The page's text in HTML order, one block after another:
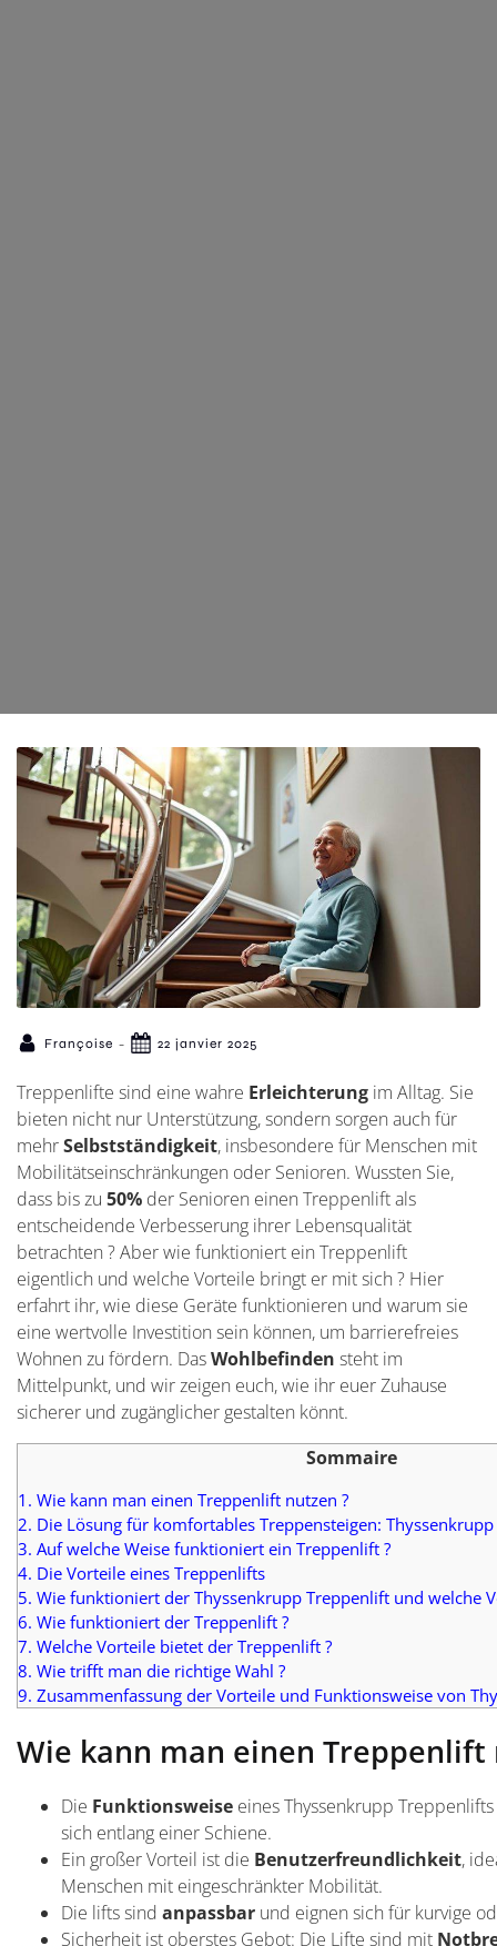
Françoise - 22 janvier 2025
Treppenlifte sind eine wahre Erleichterung im Alltag. Sie
bieten nicht nur Unterstützung, sondern sorgen auch für
mehrSelbstständigkeit, insbesondere für Menschen mit
Mobilitätseinschränkungen oder Senioren. Wussten Sie,
dass bis zu 50% der Senioren einen Treppenlift als
entscheidende Verbesserung ihrer Lebensqualität
betrachten ?Aber wie funktioniert ein Treppenlift
eigentlich und welche Vorteile bringt er mit sich ? Hier
erfahrt ihr, wie diese Geräte funktionieren und warum sie
eine wertvolle Investition sein können, um barrierefreies
Wohnen zu fördern. DasWohlbefinden steht im
Mittelpunkt, und wir zeigen euch, wie ihr euer Zuhause
sicherer und zugänglicher gestalten könnt.
Sommaire
1. Wie kann man einen Treppenlift nutzen ?
2. Die Lösung für komfortables Treppensteigen:
3. Auf welche Weise funktioniert ein Treppenlift ?
4. Die Vorteile eines Treppenlifts
5. Wie funktioniert der Thyssenkrupp Treppenlift und welche
6. Wie funktioniert der Treppenlift ?
7. Welche Vorteile bietet der Treppenlift ?
8. Wie trifft man die richtige Wahl ?
9. Zusammenfassung der Vorteile und Funktionsweise von
Wie kann man einen Treppenlift
Die Funktionsweise eines Thyssenkrupp
sich entlang einer Schiene.
Ein großer Vorteil ist die Benutzerfreundlichkeit,
Menschen mit eingeschränkter Mobilität.
Die lifts sind anpassbar und eignen sich für kurvige
Sicherheit ist oberstes Gebot: Die Lifte sind mit